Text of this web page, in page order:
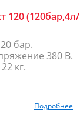
120 (120бар,4л/
бар.
380 В.
кг.
Подробнее